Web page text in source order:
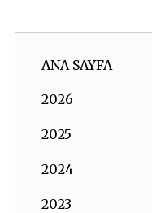
ANA SAYFA
2026
2025
2024
2023